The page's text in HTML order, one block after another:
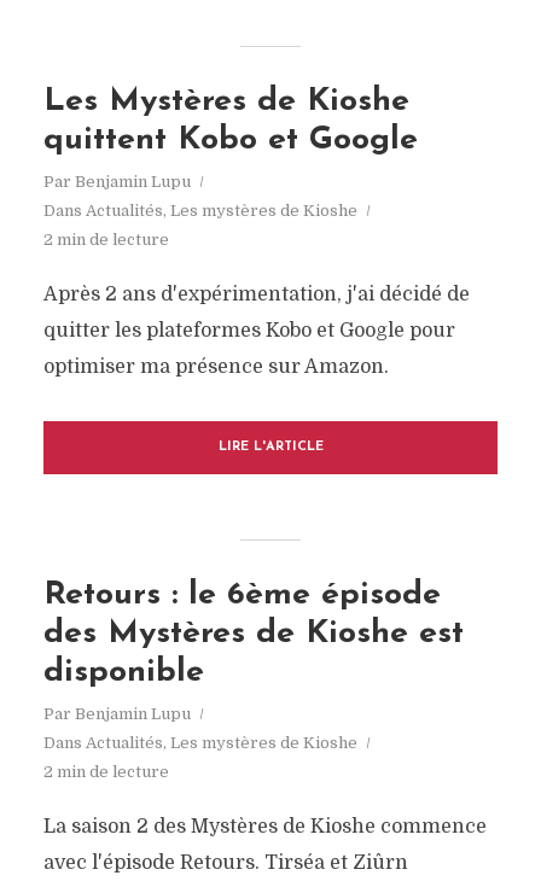
Les Mystères de Kioshe
quittent Kobo et Google
Par Benjamin Lupu
Dans Actualités, Les mystères de Kioshe
2 min de lecture
Après 2 ans d'expérimentation, j'ai décidé de
quitter les plateformes Kobo et Google pour
optimiser ma présence sur Amazon.
LIRE L'ARTICLE
Retours : le 6ème épisode
des Mystères de Kioshe est
disponible
Par Benjamin Lupu
Dans Actualités, Les mystères de Kioshe
2 min de lecture
La saison 2 des Mystères de Kioshe commence
avec l'épisode Retours. Tirséa et Ziûrn